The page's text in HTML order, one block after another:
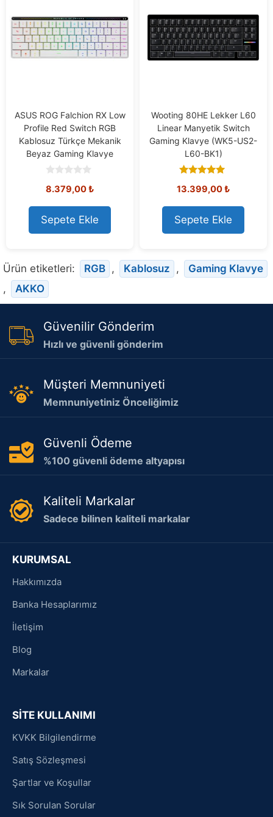
ASUS ROG Falchion RX Low
Profile Red Switch RGB
Kablosuz Türkçe Mekanik
Beyaz Gaming Klavye
o
t
o
f
5
8.379,00₺
Sepete Ekle
Wooting 80HE Lekker L60
Linear Manyetik Switch
Gaming Klavye (WK5-US2-
L60-BK1)
out of 5
13.399,00₺
Sepete Ekle
Ürün etiketleri: RGB , Kablosuz ,
Gaming Klavye
,
AKKO
Güvenilir Gönderim
Hızlı ve güvenli gönderim
Müşteri Memnuniyeti
Memnuniyetiniz Önceliğimiz
Güvenli Ödeme
%100 güvenli ödeme altyapısı
Kaliteli Markalar
Sadece bilinen kaliteli markalar
KURUMSAL
Hakkımızda
Banka Hesaplarımız
İletişim
Blog
Markalar
SİTE KULLANIMI
KVKK Bilgilendirme
Satış Sözleşmesi
Şartlar ve Koşullar
Sık Sorulan Sorular